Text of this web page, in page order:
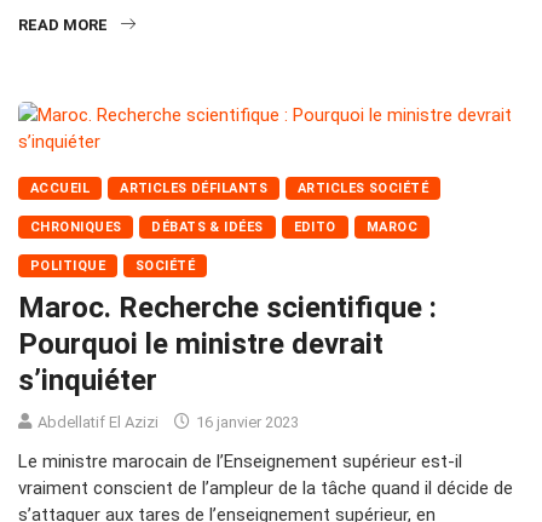
READ MORE
ACCUEIL ARTICLES DÉFILANTS ARTICLES SOCIÉTÉ
CHRONIQUES DÉBATS & IDÉES EDITO MAROC
POLITIQUE SOCIÉTÉ
Maroc. Recherche scientifique :
Pourquoi le ministre devrait
s’inquiéter
Abdellatif El Azizi 16 janvier 2023
Le ministre marocain de l’Enseignement supérieur est-il
vraiment conscient de l’ampleur de la tâche quand il décide de
s’attaquer aux tares de l’enseignement supérieur, en